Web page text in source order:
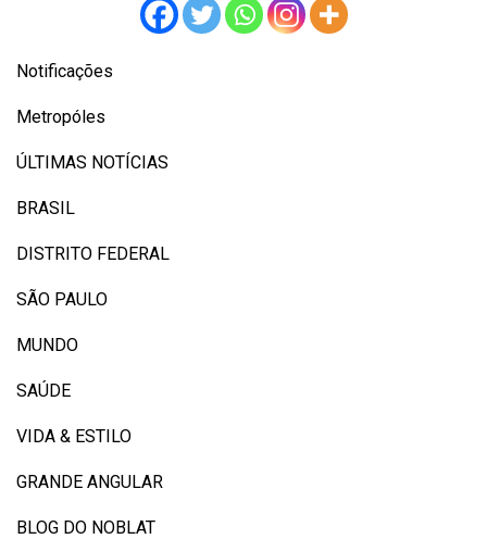
Notificações
Metropóles
ÚLTIMAS NOTÍCIAS
BRASIL
DISTRITO FEDERAL
SÃO PAULO
MUNDO
SAÚDE
VIDA & ESTILO
GRANDE ANGULAR
BLOG DO NOBLAT